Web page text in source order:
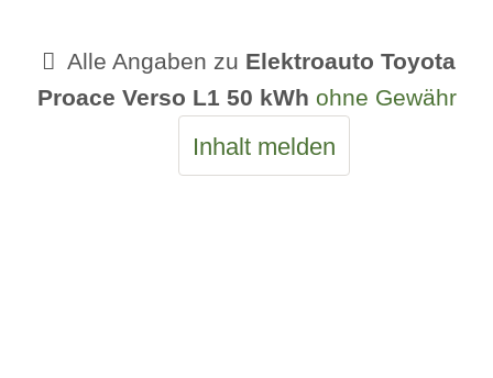
Alle Angaben zu Elektroauto Toyota
Proace Verso L1 50 kWh ohne Gewähr
Inhalt melden